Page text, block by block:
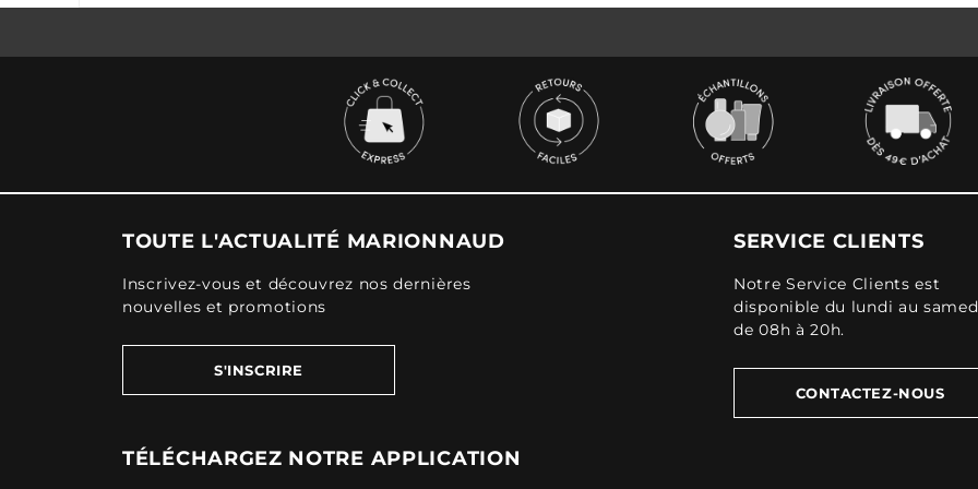
TOUTE L'ACTUALITÉ MARIONNAUD
Inscrivez-vous et découvrez nos dernières
nouvelles et promotions
S'INSCRIRE
TÉLÉCHARGEZ NOTRE APPLICATION
SERVICE CLIENTS
Notre Service Clients est
disponible du lundi au
de 08h à 20h.
CONTACTEZ-NOUS